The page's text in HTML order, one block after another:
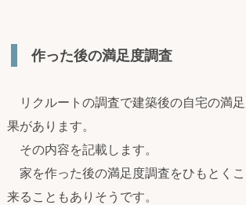
作った後の満足度調査
リクルートの調査で建築後の自宅の満
果があります。
その内容を記載します。
家を作った後の満足度調査をひもとく
来ることもありそうです。